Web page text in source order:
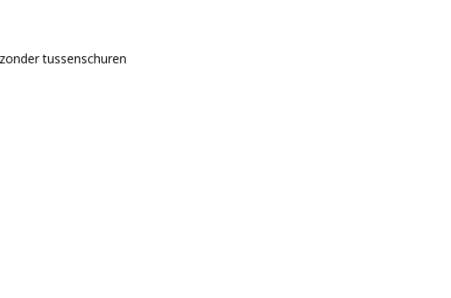
tussenschuren